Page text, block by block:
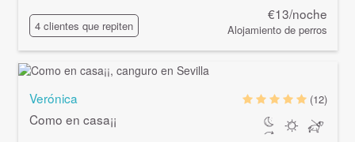
4 clientes que repiten
€13/noche
Alojamiento de perros
Verónica
Como en casa¡¡
(12)